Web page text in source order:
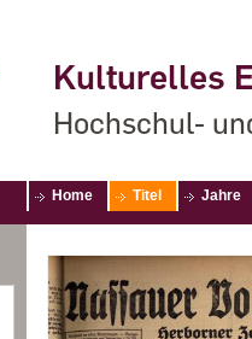
Kulturelles
Hochschul-
Home Titel Jahre